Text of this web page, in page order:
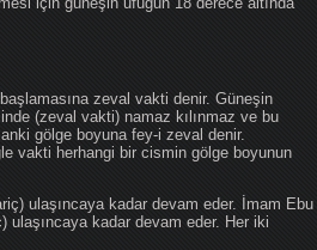
zeval vakti denir. Güneşin
(zeval vakti) namaz kılınmaz ve bu
gölge boyuna fey-i zeval denir.
vakti herhangi bir cismin gölge boyunun
ulaşıncaya kadar devam eder. İmam Ebu
kadar devam eder. Her iki